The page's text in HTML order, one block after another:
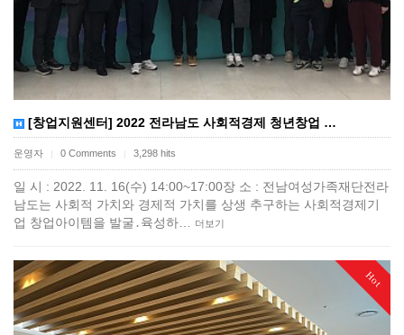
[창업지원센터] 2022 전라남도 사회적경제 청년창업 …
운영자 0 Comments 3,298 hits
일 시 : 2022. 11. 16(수) 14:00~17:00장 소 : 전남여성가족재단​​전라
남도는 사회적 가치와 경제적 가치를 상생 추구하는 사회적경제기
업 창업아이템을 발굴․육성하… 더보기
Hot